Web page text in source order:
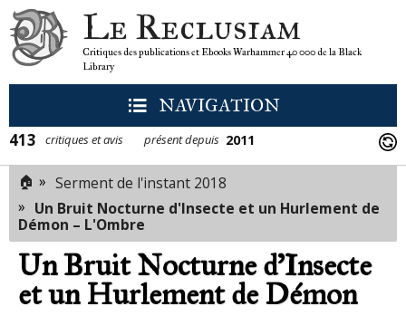
Le Reclusiam
Critiques des publications et Ebooks Warhammer 40 000 de la Black
Library
NAVIGATION
413
critiques et avis présent depuis 2011
🏠 » Serment de l'instant 2018
» Un Bruit Nocturne d'Insecte et un Hurlement de
Démon – L'Ombre
Un Bruit Nocturne d'Insecte
et un Hurlement de Démon